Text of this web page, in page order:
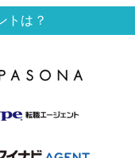
トは？